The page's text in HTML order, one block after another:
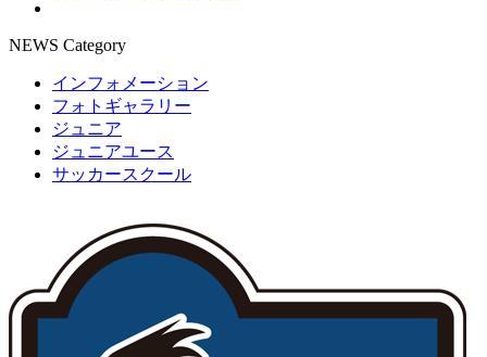
NEWS Category
インフォメーション
フォトギャラリー
ジュニア
ジュニアユース
サッカースクール